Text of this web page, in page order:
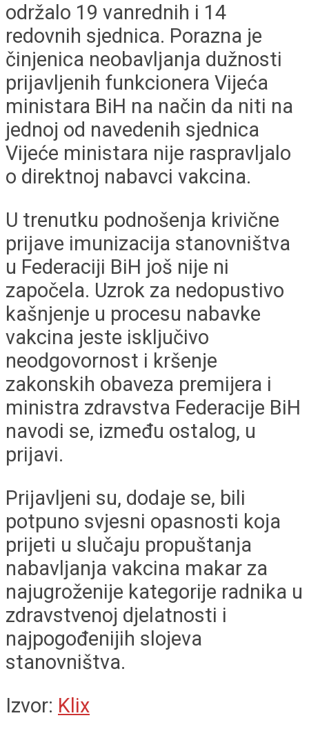
održalo 19 vanrednih i 14
redovnih sjednica. Porazna je
činjenica neobavljanja dužnosti
prijavljenih funkcionera Vijeća
ministara BiH na način da niti na
jednoj od navedenih sjednica
Vijeće ministara nije raspravljalo
o direktnoj nabavci vakcina.
U trenutku podnošenja krivične
prijave imunizacija stanovništva
u Federaciji BiH još nije ni
započela. Uzrok za nedopustivo
kašnjenje u procesu nabavke
vakcina jeste isključivo
neodgovornost i kršenje
zakonskih obaveza premijera i
ministra zdravstva Federacije BiH
navodi se, između ostalog, u
prijavi.
Prijavljeni su, dodaje se, bili
potpuno svjesni opasnosti koja
prijeti u slučaju propuštanja
nabavljanja vakcina makar za
najugroženije kategorije radnika u
zdravstvenoj djelatnosti i
najpogođenijih slojeva
stanovništva.
Izvor: Klix